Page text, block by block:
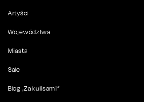
Artyści
Województwa
Miasta
Sale
Blog „Za kulisami”